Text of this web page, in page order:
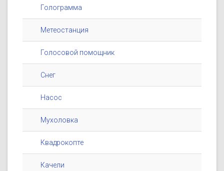
Голограмма
Метеостанция
Голосовой помощник
Снег
Насос
Мухоловка
Квадрокопте
Качели